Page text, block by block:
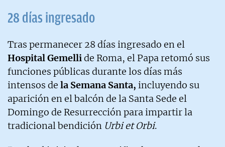
28 días ingresado
Tras permanecer 28 días ingresado en el
Hospital Gemellide Roma, el Papa retomó sus
funciones públicas durante los días más
intensos de la Semana Santa, incluyendo su
aparición en el balcón de la Santa Sede el
Domingo de Resurrección para impartir la
tradicional bendición Urbi et Orbi.